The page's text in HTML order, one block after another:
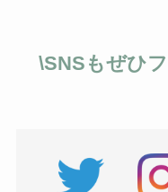
\SNSもぜひ